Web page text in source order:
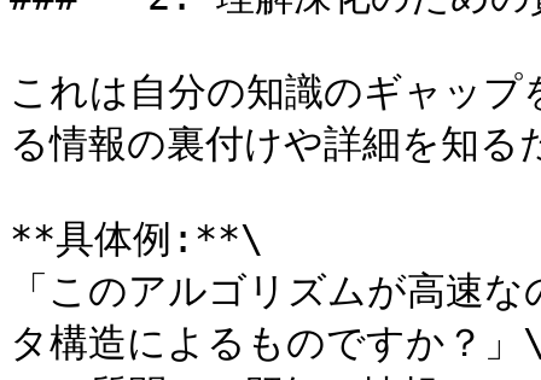
これは自分の知識のギャッ
る情報の裏付けや詳細を知る
**具体例:**\
「このアルゴリズムが高速
タ構造によるものですか？